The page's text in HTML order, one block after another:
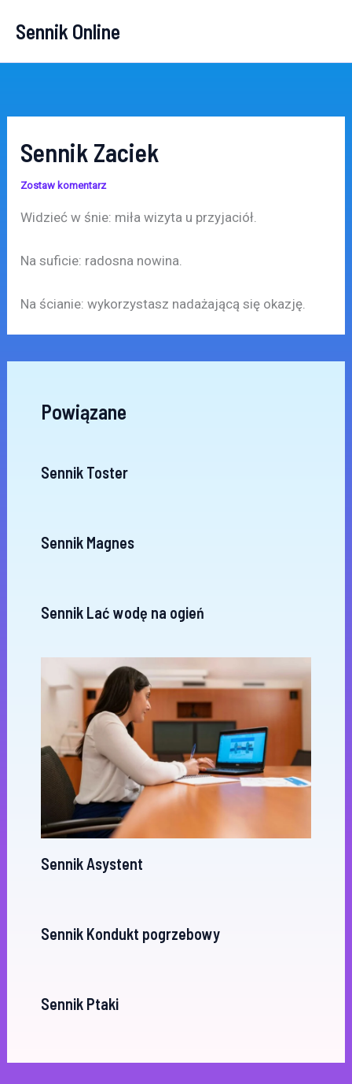
Sennik Online
Sennik Zaciek
Zostaw komentarz
Widzieć w śnie: miła wizyta u przyjaciół.
Na suficie: radosna nowina.
Na ścianie: wykorzystasz nadażającą się okazję.
Powiązane
Sennik Toster
Sennik Magnes
Sennik Lać wodę na ogień
Sennik Asystent
Sennik Kondukt pogrzebowy
Sennik Ptaki